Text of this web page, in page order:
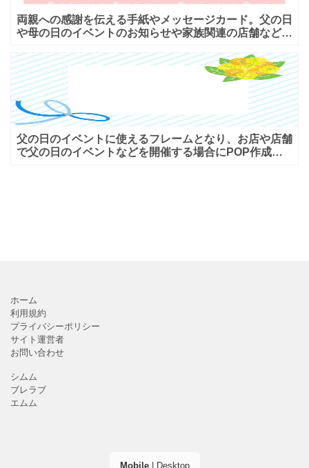
両親への感謝を伝える手紙やメッセージカード。父の日
や母の日のイベントのお知らせや家族関連の店舗などの
ト入りのフ
父の日のイベントに使えるフレームとなり、お店や店舗
で父の日のイベントなどを開催する場合にPOP作成や
ホーム
利用規約
プライバシーポリシー
サイト運営者
お問い合わせ
シムム
ブレラブ
エムム
Mobile| Desktop